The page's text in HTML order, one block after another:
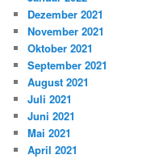
Dezember 2021
November 2021
Oktober 2021
September 2021
August 2021
Juli 2021
Juni 2021
Mai 2021
April 2021